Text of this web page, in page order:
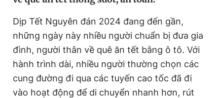
Sản phẩm khác
Tiện ích Bạn cần biết
Thông tin tòa soạn Liên hệ quảng cáo
Dịp Tết Nguyên đán 2024 đang đến gần,
những ngày này nhiều người chuẩn bị đưa gia
đình, người thân về quê ăn tết bằng ô tô. Với
hành trình dài, nhiều người thường chọn các
cung đường đi qua các tuyến cao tốc đã đi
vào hoạt động để di chuyển nhanh hơn, rút